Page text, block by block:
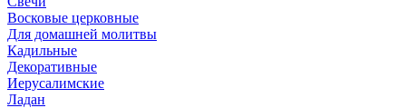
Восковые церковные
Для домашней молитвы
Кадильные
Декоративные
Иерусалимские
Ладан